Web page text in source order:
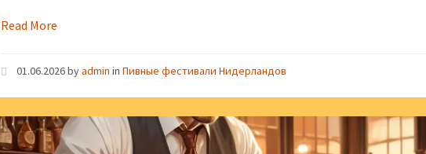
Read More
01.06.2026byadmin inПивные фестивали Нидерландов